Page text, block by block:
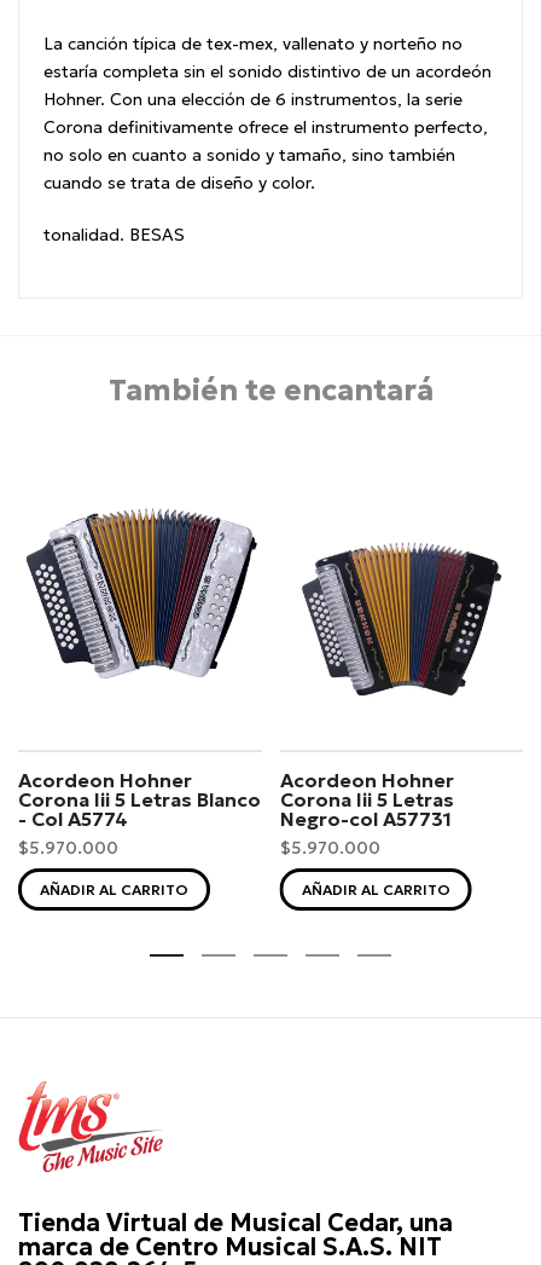
La canción típica de tex-mex, vallenato y norteño no
estaría completa sin el sonido distintivo de un acordeón
Hohner. Con una elección de 6 instrumentos, la serie
Corona definitivamente ofrece el instrumento perfecto,
no solo en cuanto a sonido y tamaño, sino también
cuando se trata de diseño y color.
tonalidad. BESAS
También te encantará
Acordeon Hohner
Corona Iii 5 Letras Blanco
- Col A5774
$5.970.000
AÑADIR AL CARRITO
Acordeon Hohner
Corona Iii 5 Letras
Negro-col A57731
$5.970.000
AÑADIR AL CARRITO
Tienda Virtual de Musical Cedar, una
marca de Centro Musical S.A.S. NIT